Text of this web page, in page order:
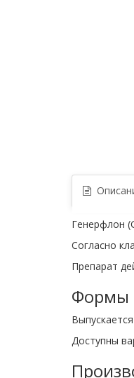
Генерфлон
Согласно
Препарат
Формы
Доступны